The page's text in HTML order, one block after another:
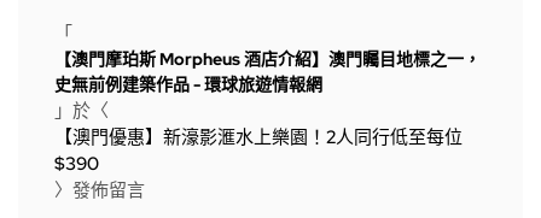
「
【澳門摩珀斯 Morpheus 酒店介紹】澳門矚目地標之一，
史無前例建築作品 - 環球旅遊情報網
」於〈
【澳門優惠】新濠影滙水上樂園！2人同行低至每位
$390
〉發佈留言